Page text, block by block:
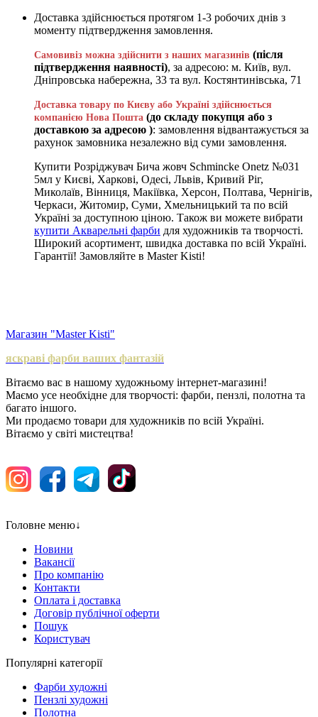
Доставка здійснюється протягом 1-3 робочих днів з
моменту підтвердження замовлення.
Самовивіз можна здійснити з наших магазинів (після
підтвердження наявності), за адресою: м. Київ, вул.
Дніпровська набережна, 33 та вул. Костянтинівська, 71
Доставка товару по Києву або Україні здійснюється
компанією Нова Пошта (до складу покупця або з
доставкою за адресою ): замовлення відвантажується за
рахунок замовника незалежно від суми замовлення.
Купити Розріджувач Бича жовч Schmincke Onetz №031
5мл у Києві, Харкові, Одесі, Львів, Кривий Ріг,
Миколаїв, Вінниця, Макіївка, Херсон, Полтава, Чернігів,
Черкаси, Житомир, Суми, Хмельницький та по всій
Україні за доступною ціною. Також ви можете вибрати
купити Акварельні фарби для художників та творчості.
Широкий асортимент, швидка доставка по всій Україні.
Гарантії! Замовляйте в Master Kisti!
Магазин "Master Kisti"
яскраві фарби ваших фантазій
Вітаємо вас в нашому художньому інтернет-магазині!
Маємо усе необхідне для творчості: фарби, пензлі, полотна та
багато іншого.
Ми продаємо товари для художників по всій Україні.
Вітаємо у світі мистецтва!
Головне меню↓
Новини
Вакансії
Про компанію
Контакти
Оплата і доставка
Договір публічної оферти
Пошук
Користувач
Популярні категорії
Фарби художні
Пензлі художні
Полотна